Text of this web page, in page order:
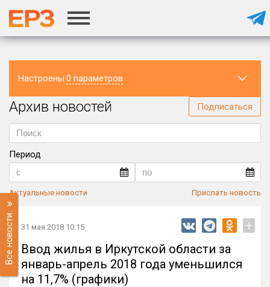
Настроены 0 параметров
Регион
Архив новостей Подписаться
Период
Актуальные новости Прислать новость
Все новости 31 мая 2018 10:15 +
Ввод жилья в Иркутской области за
январь-апрель 2018 года уменьшился
на 11,7% (графики)